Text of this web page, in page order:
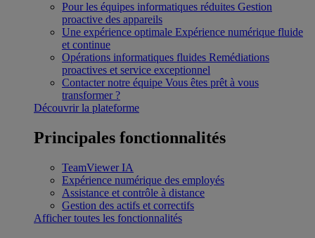
Pour les équipes informatiques réduites Gestion
proactive des appareils
Une expérience optimale Expérience numérique fluide
et continue
Opérations informatiques fluides Remédiations
proactives et service exceptionnel
Contacter notre équipe Vous êtes prêt à vous
transformer ?
Découvrir la plateforme
Principales fonctionnalités
TeamViewer IA
Expérience numérique des employés
Assistance et contrôle à distance
Gestion des actifs et correctifs
Afficher toutes les fonctionnalités